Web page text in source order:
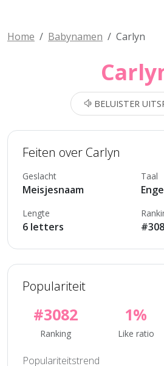
Home Babynamen Carlyn
BELUISTER
Feiten over Carlyn
Geslacht
Meisjesnaam
Taal
Lengte
6 letters
Populariteit
#3082
Ranking
1%
Like ratio
Populariteitstrend